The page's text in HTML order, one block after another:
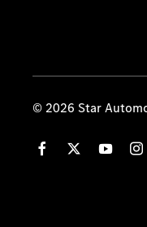
© 2026 Star